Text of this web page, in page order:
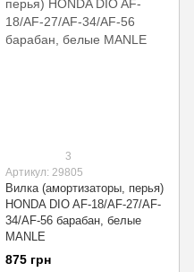
3
Артикул: 29805
Вилка (амортизаторы, перья)
HONDA DIO AF-18/AF-27/AF-
34/AF-56 барабан, белые
MANLE
875 грн